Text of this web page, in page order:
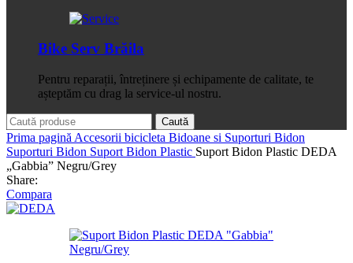
Bike Serv Brăila
Pentru reparații, întreținere și echipamente de calitate, te
așteptăm cu drag la service-ul nostru.
Caută
Prima pagină Accesorii bicicleta Bidoane si Suporturi Bidon
Suporturi Bidon Suport Bidon Plastic Suport Bidon Plastic DEDA
„Gabbia” Negru/Grey
Share:
Compara